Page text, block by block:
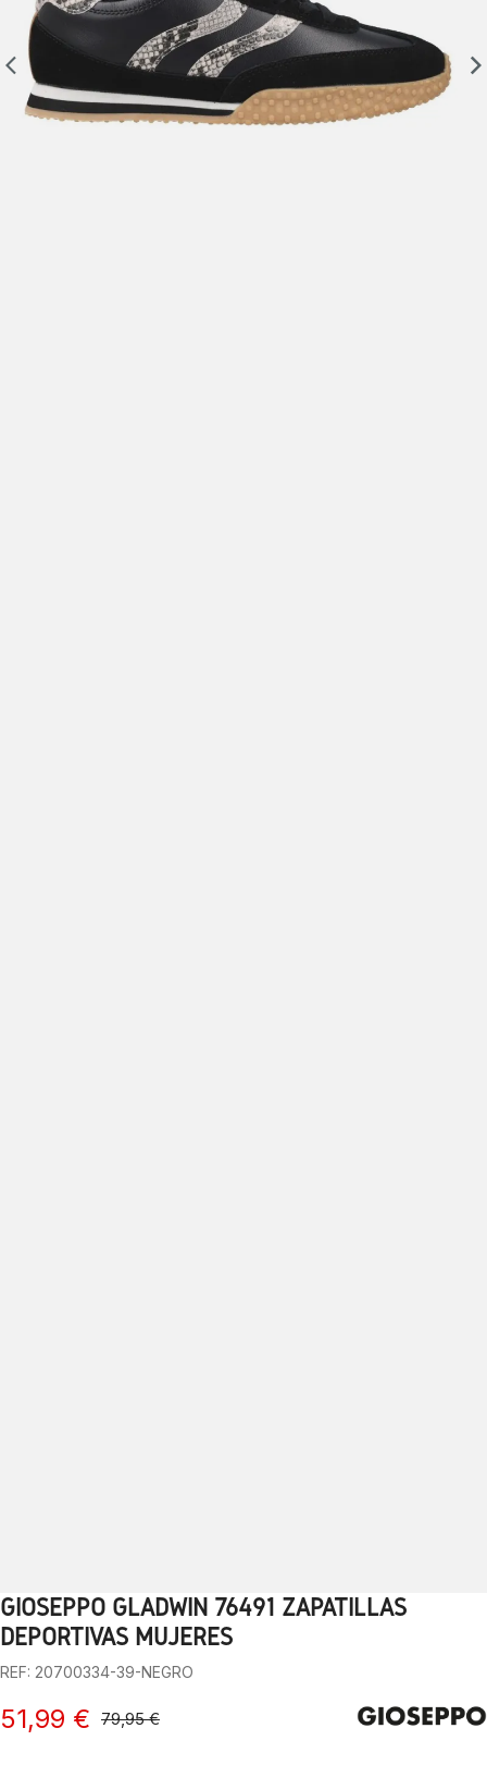
2 3 4 5 6 7 8 9
GIOSEPPO GLADWIN 76491 ZAPATILLAS
DEPORTIVAS MUJERES
REF: 20700334-39-NEGRO
51,99 € 79,95 €